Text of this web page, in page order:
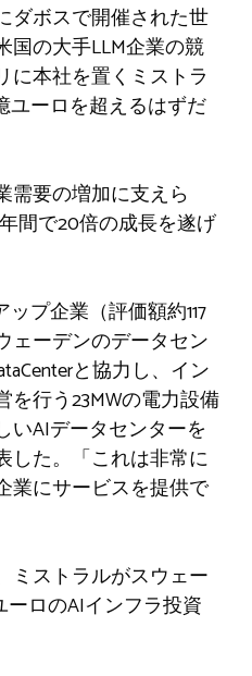
ダボスで開催された世
国の大手LLM企業の競
に本社を置くミストラ
ユーロを超えるはずだ
需要の増加に支えら
間で20倍の成長を遂げ
プ企業（評価額約117
ェーデンのデータセン
と協力し、イン
を行う23MWの電力設備
いAIデータセンターを
した。「これは非常に
業にサービスを提供で
ミストラルがスウェー
ーロのAIインフラ投資